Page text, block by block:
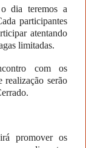
dia teremos a
participantes
atentando
limitadas.
com os
realização serão
promover os